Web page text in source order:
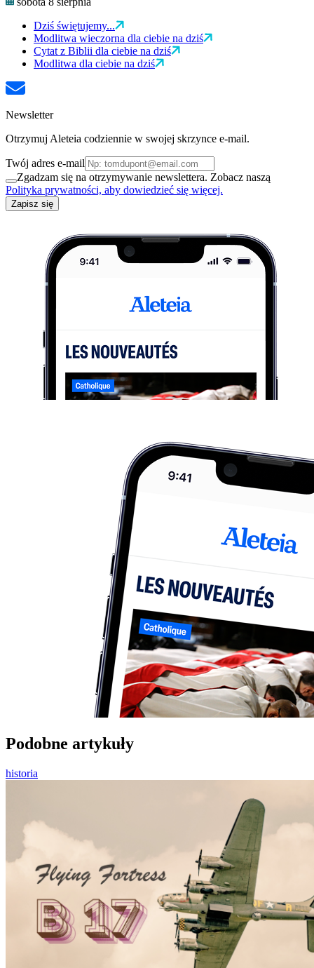
Dziś świętujemy...
Modlitwa wieczorna dla ciebie na dziś
Cytat z Biblii dla ciebie na dziś
Modlitwa dla ciebie na dziś
Newsletter
Otrzymuj Aleteia codziennie w swojej skrzynce e-mail.
Twój adres e-mail
Zgadzam się na otrzymywanie newslettera. Zobacz naszą
Polityka prywatności, aby dowiedzieć się więcej.
Zapisz się
Podobne artykuły
historia